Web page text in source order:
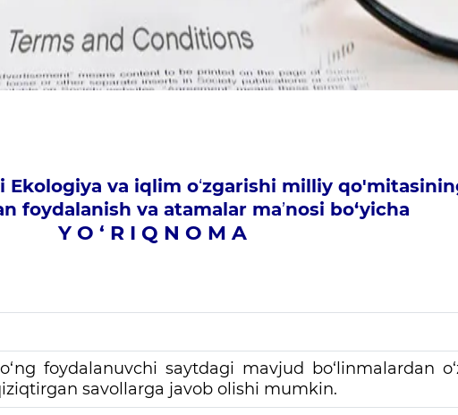
Ekologiya va iqlim o‘zgarishi milliy
foydalanish va atamalar ma’nosi bo‘yicha
Y O ‘ R I Q N O M A
foydalanuvchi saytdagi mavjud bo‘linmalardan
savollarga javob olishi mumkin.